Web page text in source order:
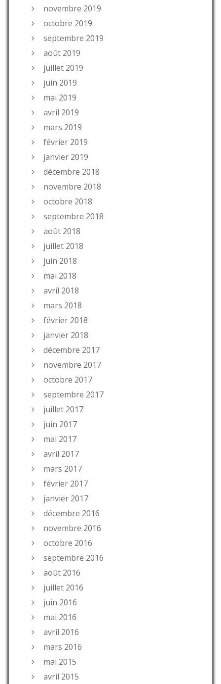
novembre 2019
octobre 2019
septembre 2019
août 2019
juillet 2019
juin 2019
mai 2019
avril 2019
mars 2019
février 2019
janvier 2019
décembre 2018
novembre 2018
octobre 2018
septembre 2018
août 2018
juillet 2018
juin 2018
mai 2018
avril 2018
mars 2018
février 2018
janvier 2018
décembre 2017
novembre 2017
octobre 2017
septembre 2017
juillet 2017
juin 2017
mai 2017
avril 2017
mars 2017
février 2017
janvier 2017
décembre 2016
novembre 2016
octobre 2016
septembre 2016
août 2016
juillet 2016
juin 2016
mai 2016
avril 2016
mars 2016
mai 2015
avril 2015